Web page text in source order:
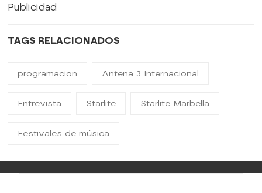
Publicidad
TAGS RELACIONADOS
programacion Antena 3 Internacional
Entrevista Starlite Starlite Marbella
Festivales de música